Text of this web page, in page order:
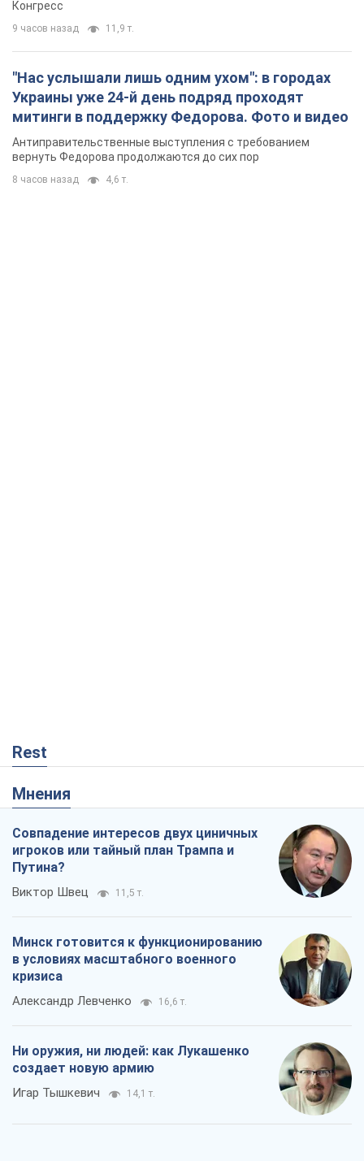
Конгресс
9 часов назад 11,9 т.
"Нас услышали лишь одним ухом": в городах
Украины уже 24-й день подряд проходят
митинги в поддержку Федорова. Фото и видео
Антиправительственные выступления с требованием
вернуть Федорова продолжаются до сих пор
8 часов назад 4,6 т.
Rest
Мнения
Совпадение интересов двух циничных
игроков или тайный план Трампа и
Путина?
Виктор Швец 11,5 т.
Минск готовится к функционированию
в условиях масштабного военного
кризиса
Александр Левченко 16,6 т.
Ни оружия, ни людей: как Лукашенко
создает новую армию
Игар Тышкевич 14,1 т.